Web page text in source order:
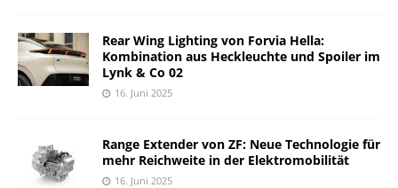
Rear Wing Lighting von Forvia Hella:
Kombination aus Heckleuchte und Spoiler im
Lynk & Co 02
16. Juni 2025
Range Extender von ZF: Neue Technologie für
mehr Reichweite in der Elektromobilität
16. Juni 2025